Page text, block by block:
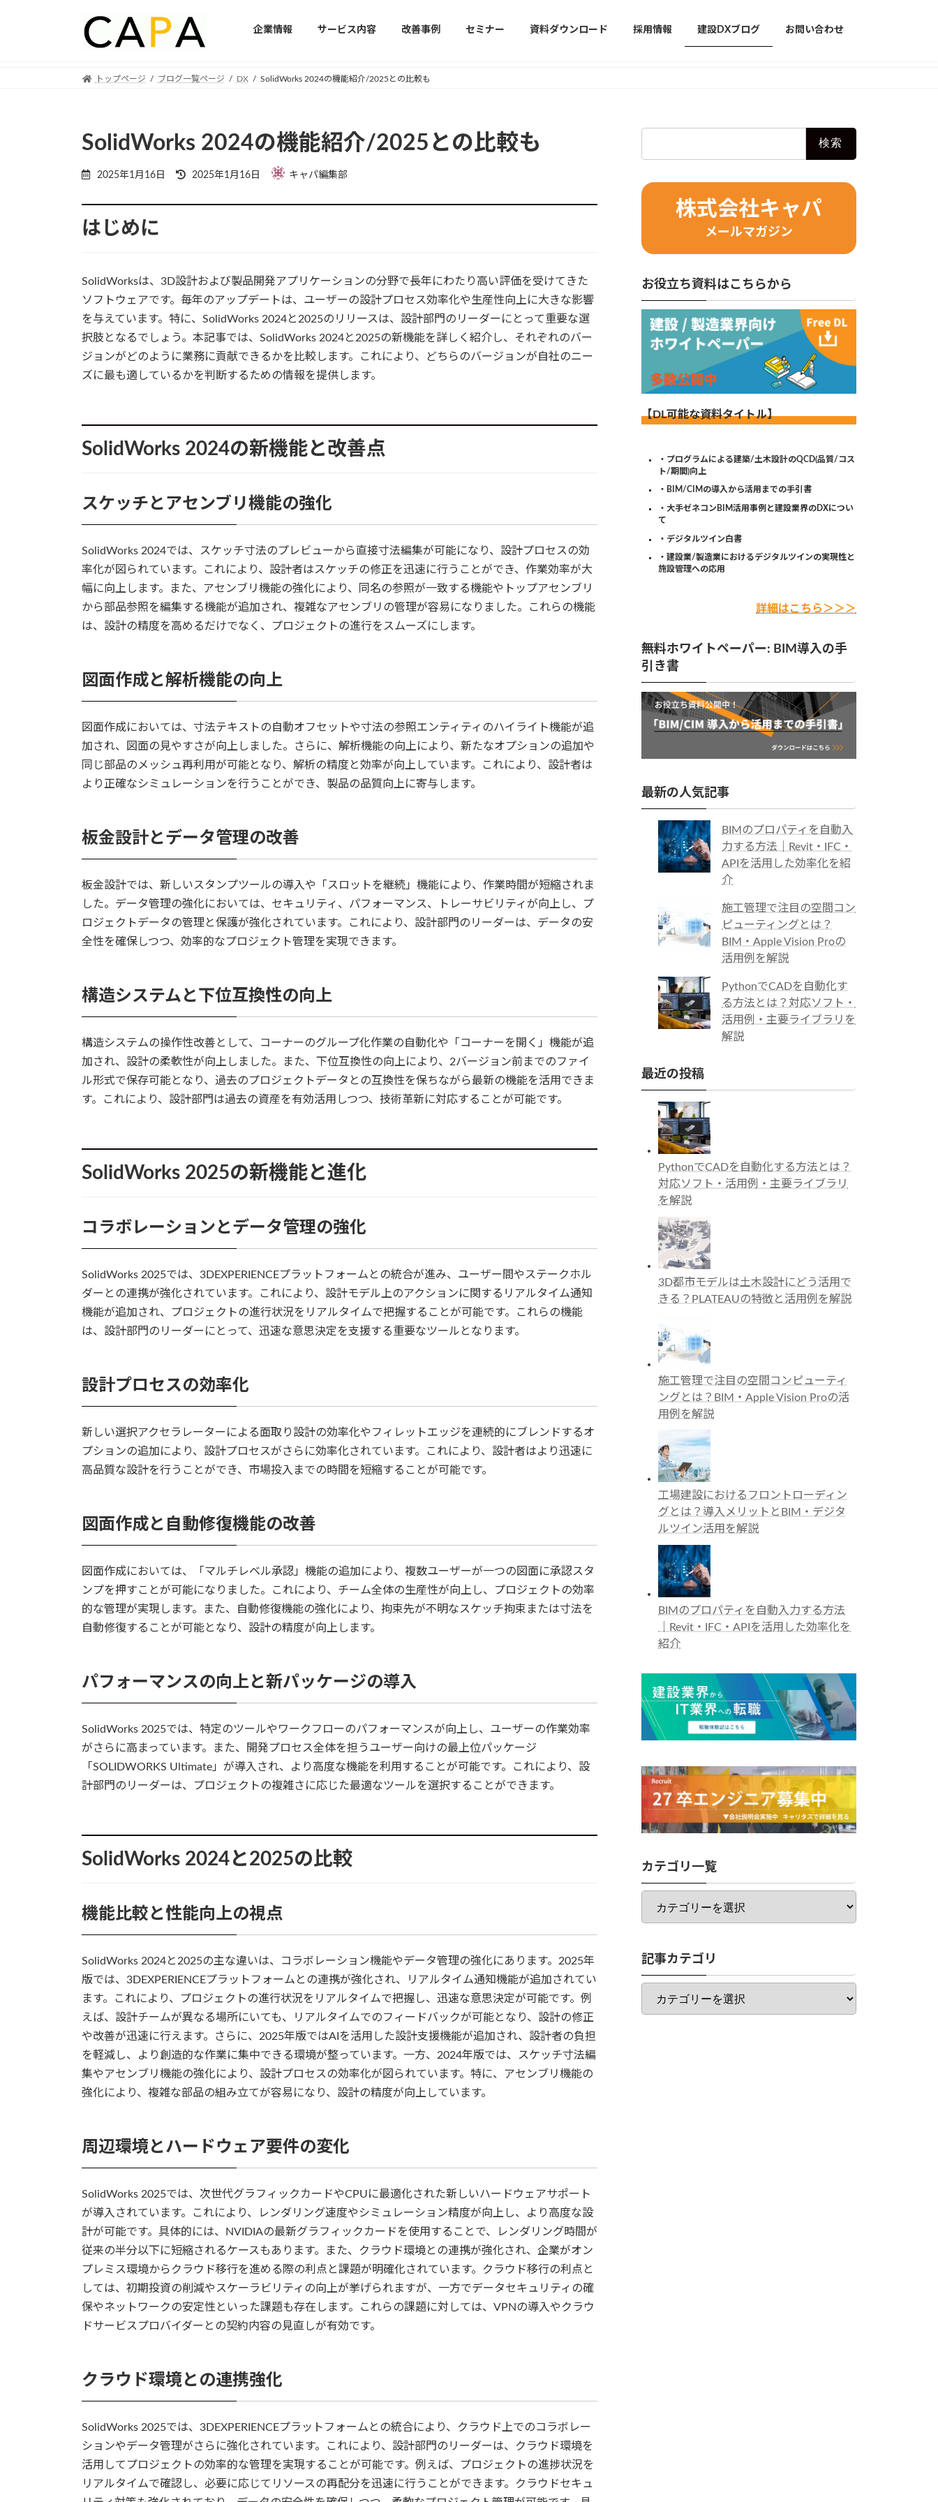
企業情報 サービス内容 改善事例 セミナー 資料ダウンロード 採用情報 建設DXブログ お問い合わせ
トップページ ブログ一覧ページ DX SolidWorks 2024の機能紹介/2025との比較も
SolidWorks 2024の機能紹介/2025との比較も
2025年1月16日
Last
updated
2025年1月16日 キャパ編集部
はじめに
SolidWorksは、3D設計および製品開発アプリケーションの分野で長年にわたり高い評価を受けてきた
ソフトウェアです。毎年のアップデートは、ユーザーの設計プロセス効率化や生産性向上に大きな影響
を与えています。特に、SolidWorks 2024と2025のリリースは、設計部門のリーダーにとって重要な選
択肢となるでしょう。本記事では、SolidWorks 2024と2025の新機能を詳しく紹介し、それぞれのバー
ジョンがどのように業務に貢献できるかを比較します。これにより、どちらのバージョンが自社のニー
ズに最も適しているかを判断するための情報を提供します。
SolidWorks 2024の新機能と改善点
スケッチとアセンブリ機能の強化
SolidWorks 2024では、スケッチ寸法のプレビューから直接寸法編集が可能になり、設計プロセスの効
率化が図られています。これにより、設計者はスケッチの修正を迅速に行うことができ、作業効率が大
幅に向上します。また、アセンブリ機能の強化により、同名の参照が一致する機能やトップアセンブリ
から部品参照を編集する機能が追加され、複雑なアセンブリの管理が容易になりました。これらの機能
は、設計の精度を高めるだけでなく、プロジェクトの進行をスムーズにします。
図面作成と解析機能の向上
図面作成においては、寸法テキストの自動オフセットや寸法の参照エンティティのハイライト機能が追
加され、図面の見やすさが向上しました。さらに、解析機能の向上により、新たなオプションの追加や
同じ部品のメッシュ再利用が可能となり、解析の精度と効率が向上しています。これにより、設計者は
より正確なシミュレーションを行うことができ、製品の品質向上に寄与します。
板金設計とデータ管理の改善
板金設計では、新しいスタンプツールの導入や「スロットを継続」機能により、作業時間が短縮されま
した。データ管理の強化においては、セキュリティ、パフォーマンス、トレーサビリティが向上し、プ
ロジェクトデータの管理と保護が強化されています。これにより、設計部門のリーダーは、データの安
全性を確保しつつ、効率的なプロジェクト管理を実現できます。
構造システムと下位互換性の向上
構造システムの操作性改善として、コーナーのグループ化作業の自動化や「コーナーを開く」機能が追
加され、設計の柔軟性が向上しました。また、下位互換性の向上により、2バージョン前までのファイ
ル形式で保存可能となり、過去のプロジェクトデータとの互換性を保ちながら最新の機能を活用できま
す。これにより、設計部門は過去の資産を有効活用しつつ、技術革新に対応することが可能です。
SolidWorks 2025の新機能と進化
コラボレーションとデータ管理の強化
SolidWorks 2025では、3DEXPERIENCEプラットフォームとの統合が進み、ユーザー間やステークホル
ダーとの連携が強化されています。これにより、設計モデル上のアクションに関するリアルタイム通知
機能が追加され、プロジェクトの進行状況をリアルタイムで把握することが可能です。これらの機能
は、設計部門のリーダーにとって、迅速な意思決定を支援する重要なツールとなります。
設計プロセスの効率化
新しい選択アクセラレーターによる面取り設計の効率化やフィレットエッジを連続的にブレンドするオ
プションの追加により、設計プロセスがさらに効率化されています。これにより、設計者はより迅速に
高品質な設計を行うことができ、市場投入までの時間を短縮することが可能です。
図面作成と自動修復機能の改善
図面作成においては、「マルチレベル承認」機能の追加により、複数ユーザーが一つの図面に承認スタ
ンプを押すことが可能になりました。これにより、チーム全体の生産性が向上し、プロジェクトの効率
的な管理が実現します。また、自動修復機能の強化により、拘束先が不明なスケッチ拘束または寸法を
自動修復することが可能となり、設計の精度が向上します。
パフォーマンスの向上と新パッケージの導入
SolidWorks 2025では、特定のツールやワークフローのパフォーマンスが向上し、ユーザーの作業効率
がさらに高まっています。また、開発プロセス全体を担うユーザー向けの最上位パッケージ
「SOLIDWORKS Ultimate」が導入され、より高度な機能を利用することが可能です。これにより、設
計部門のリーダーは、プロジェクトの複雑さに応じた最適なツールを選択することができます。
SolidWorks 2024と2025の比較
機能比較と性能向上の視点
SolidWorks 2024と2025の主な違いは、コラボレーション機能やデータ管理の強化にあります。2025年
版では、3DEXPERIENCEプラットフォームとの連携が強化され、リアルタイム通知機能が追加されてい
ます。これにより、プロジェクトの進行状況をリアルタイムで把握し、迅速な意思決定が可能です。例
えば、設計チームが異なる場所にいても、リアルタイムでのフィードバックが可能となり、設計の修正
や改善が迅速に行えます。さらに、2025年版ではAIを活用した設計支援機能が追加され、設計者の負担
を軽減し、より創造的な作業に集中できる環境が整っています。一方、2024年版では、スケッチ寸法編
集やアセンブリ機能の強化により、設計プロセスの効率化が図られています。特に、アセンブリ機能の
強化により、複雑な部品の組み立てが容易になり、設計の精度が向上しています。
周辺環境とハードウェア要件の変化
SolidWorks 2025では、次世代グラフィックカードやCPUに最適化された新しいハードウェアサポート
が導入されています。これにより、レンダリング速度やシミュレーション精度が向上し、より高度な設
計が可能です。具体的には、NVIDIAの最新グラフィックカードを使用することで、レンダリング時間が
従来の半分以下に短縮されるケースもあります。また、クラウド環境との連携が強化され、企業がオン
プレミス環境からクラウド移行を進める際の利点と課題が明確化されています。クラウド移行の利点と
しては、初期投資の削減やスケーラビリティの向上が挙げられますが、一方でデータセキュリティの確
保やネットワークの安定性といった課題も存在します。これらの課題に対しては、VPNの導入やクラウ
ドサービスプロバイダーとの契約内容の見直しが有効です。
クラウド環境との連携強化
SolidWorks 2025では、3DEXPERIENCEプラットフォームとの統合により、クラウド上でのコラボレー
ションやデータ管理がさらに強化されています。これにより、設計部門のリーダーは、クラウド環境を
活用してプロジェクトの効率的な管理を実現することが可能です。例えば、プロジェクトの進捗状況を
リアルタイムで確認し、必要に応じてリソースの再配分を迅速に行うことができます。クラウドセキュ
株式会社キャパ
メールマガジン
お役立ち資料はこちらから
【DL可能な資料タイトル】
・プログラムによる建築/土木設計のQCD(品質/コス
ト/期間)向上
・BIM/CIMの導入から活用までの手引書
・大手ゼネコンBIM活用事例と建設業界のDXについ
て
・デジタルツイン白書
・建設業/製造業におけるデジタルツインの実現性と
施設管理への応用
詳細はこちら＞＞＞
無料ホワイトペーパー: BIM導入の手
引き書
最新の人気記事
BIMのプロパティを自動入
力する方法｜Revit・IFC・
APIを活用した効率化を紹
介
施工管理で注目の空間コン
ピューティングとは？
BIM・Apple Vision Proの
活用例を解説
PythonでCADを自動化す
る方法とは？対応ソフト・
活用例・主要ライブラリを
解説
最近の投稿
PythonでCADを自動化する方法とは？
対応ソフト・活用例・主要ライブラリ
を解説
3D都市モデルは土木設計にどう活用で
きる？PLATEAUの特徴と活用例を解説
施工管理で注目の空間コンピューティ
ングとは？BIM・Apple Vision Proの活
用例を解説
工場建設におけるフロントローディン
グとは？導入メリットとBIM・デジタ
ルツイン活用を解説
BIMのプロパティを自動入力する方法
｜Revit・IFC・APIを活用した効率化を
紹介
カテゴリ一覧
カ
ゴ
一
覧
記事カテゴリ
記
カ